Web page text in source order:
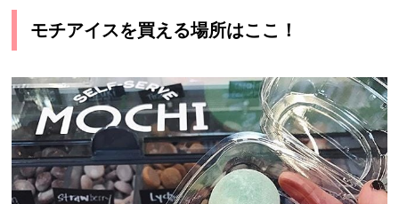
モチアイスを買える場所はここ！